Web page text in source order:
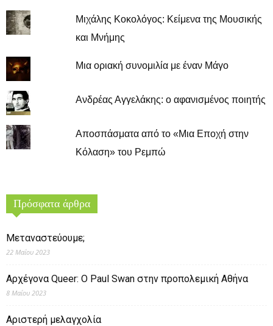
Μιχάλης Κοκολόγος: Κείμενα της Μουσικής
και Μνήμης
Μια οριακή συνομιλία με έναν Μάγο
Ανδρέας Αγγελάκης: ο αφανισμένος ποιητής
Αποσπάσματα από το «Μια Εποχή στην
Κόλαση» του Ρεμπώ
Πρόσφατα άρθρα
Μεταναστεύουμε;
22 Μαΐου 2023
Αρχέγονα Queer: O Paul Swan στην προπολεμική Αθήνα
8 Μαΐου 2023
Αριστερή μελαγχολία